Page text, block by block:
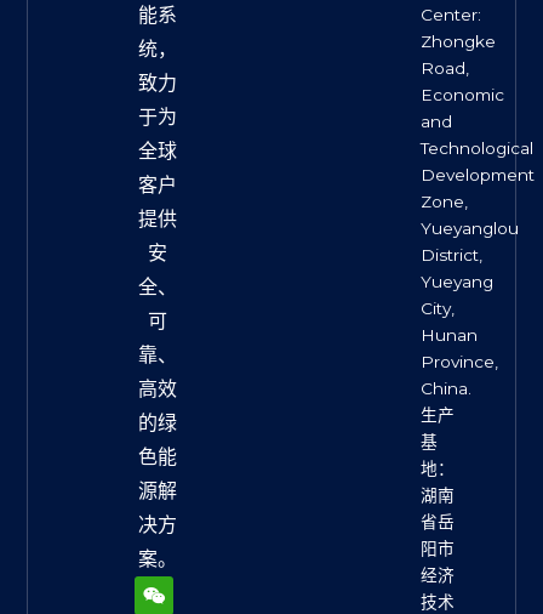
能系
统，
致力
于为
全球
客户
提供
安
全、
可
靠、
高效
的绿
色能
源解
决方
案。
W
e
L
i
F
a
X
-
Y
o
Center:
Zhongke
Road,
Economic
and
Technological
Development
Zone,
Yueyanglou
District,
Yueyang
City,
Hunan
Province,
China.
生产
基
地：
湖南
省岳
阳市
经济
技术